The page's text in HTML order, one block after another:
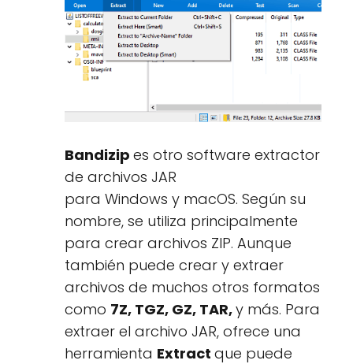
Bandizip es otro software extractor
de archivos JAR
para Windows y macOS. Según su
nombre, se utiliza principalmente
para crear archivos ZIP. Aunque
también puede crear y extraer
archivos de muchos otros formatos
como 7Z, TGZ, GZ, TAR,y más. Para
extraer el archivo JAR, ofrece una
herramienta Extract que puede